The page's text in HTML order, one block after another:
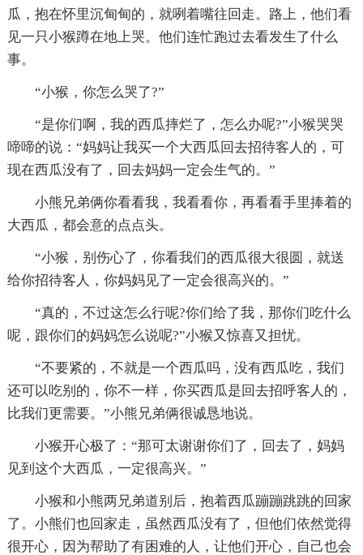
瓜，抱在怀里沉甸甸的，就咧着嘴往回走。路上，他们看
见一只小猴蹲在地上哭。他们连忙跑过去看发生了什么
事。
“小猴，你怎么哭了?”
“是你们啊，我的西瓜摔烂了，怎么办呢?”小猴哭哭
啼啼的说：“妈妈让我买一个大西瓜回去招待客人的，可
现在西瓜没有了，回去妈妈一定会生气的。”
小熊兄弟俩你看看我，我看看你，再看看手里捧着的
大西瓜，都会意的点点头。
“小猴，别伤心了，你看我们的西瓜很大很圆，就送
给你招待客人，你妈妈见了一定会很高兴的。”
“真的，不过这怎么行呢?你们给了我，那你们吃什么
呢，跟你们的妈妈怎么说呢?”小猴又惊喜又担忧。
“不要紧的，不就是一个西瓜吗，没有西瓜吃，我们
还可以吃别的，你不一样，你买西瓜是回去招呼客人的，
比我们更需要。”小熊兄弟俩很诚恳地说。
小猴开心极了：“那可太谢谢你们了，回去了，妈妈
见到这个大西瓜，一定很高兴。”
小猴和小熊两兄弟道别后，抱着西瓜蹦蹦跳跳的回家
了。小熊们也回家走，虽然西瓜没有了，但他们依然觉得
很开心，因为帮助了有困难的人，让他们开心，自己也会